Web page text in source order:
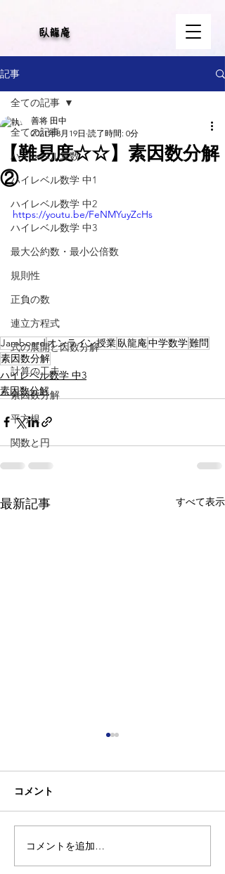
​臥龍庵
記事
全ての記事
ハイレベル算数
ハイレベル数学 中1
ハイレベル数学 中2
ハイレベル数学 中3
最大公約数・最小公倍数
規則性
正負の数
連立方程式
式の展開と因数分解
計算の工夫
素因数分解
平方根
関数と円
全ての記事
【難易度☆☆】素因数分解
②
善将 田中
2021年8月19日 読了時間: 0分
https://youtu.be/FeNMYuyZcHs
Jamboardオンライン授業臥龍庵中学数学難問
素因数分解
ハイレベル数学 中3
素因数分解
最新記事 すべて表示
【難易度☆☆】関数と円
①
コメント
コメントを追加…